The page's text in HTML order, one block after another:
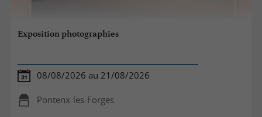
Exposition photographies
08/08/2026 au 21/08/2026
Pontenx-les-Forges